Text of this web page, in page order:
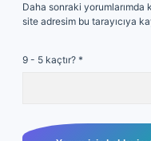
Daha sonraki yorumlarımda
site adresim bu tarayıcıya
9 - 5 kaçtır? *